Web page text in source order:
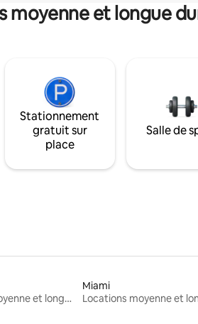
moyenne et longue
Stationnement
gratuit sur
place
Salle de
Locations moyenne et longue durée
Miami